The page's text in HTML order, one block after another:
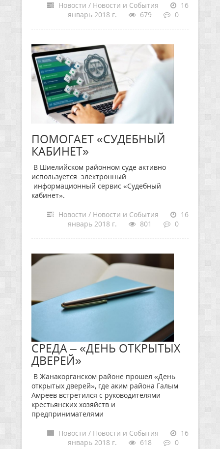
Новости / Новости и События
16
январь 2018 г.
679 0
ПОМОГАЕТ «СУДЕБНЫЙ
КАБИНЕТ»
В Шиелийском районном суде активно
используется электронный
информационный сервис «Судебный
кабинет».
Новости / Новости и События
16
январь 2018 г.
801 0
СРЕДА – «ДЕНЬ ОТКРЫТЫХ
ДВЕРЕЙ»
В Жанакорганском районе прошел «День
открытых дверей», где аким района Галым
Амреев встретился с руководителями
крестьянских хозяйств и
предпринимателями
Новости / Новости и События
16
январь 2018 г.
618 0